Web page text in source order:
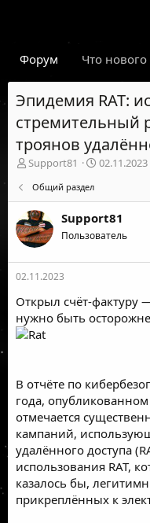
Форум Что нового
Эпидемия RAT:
стремительный
троянов
А
о
р
т
е
м
ы
Support81
Д
а
н
а
а
02.11.2023
Общий раздел
Support81
Пользователь
02.11.2023
Открыл счёт-
нужно быть
В отчёте по
года,
отмечается
кампаний,
удалённого доступа (
использования RAT,
казалось бы,
прикреплённых к